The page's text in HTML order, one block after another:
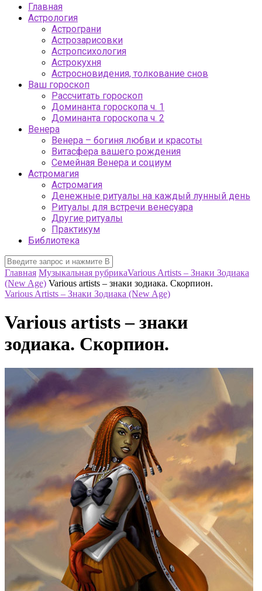
Главная
Астрология
Астрограни
Астрозарисовки
Астропсихология
Астрокухня
Астросновидения, толкование снов
Ваш гороскоп
Рассчитать гороскоп
Доминанта гороскопа ч. 1
Доминанта гороскопа ч. 2
Венера
Венера – богиня любви и красоты
Витасфера вашего рождения
Семейная Венера и социум
Астромагия
Астромагия
Денежные ритуалы на каждый лунный день
Ритуалы для встречи венесуара
Другие ритуалы
Практикум
Библиотека
Главная Музыкальная рубрикаVarious Artists – Знаки Зодиака
(New Age) Various artists – знаки зодиака. Скорпион.
Various Artists – Знаки Зодиака (New Age)
Various artists – знаки
зодиака. Скорпион.